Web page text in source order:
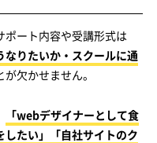
ート内容や受講形式は
なりたいか・スクールに通
が欠かせません。
「webデザイナーとして食
たい」「自社サイトのク